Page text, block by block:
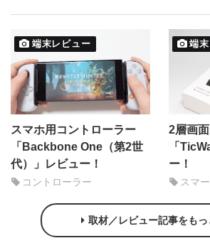
端末レビュー
スマホ用コントローラー
「Backbone One（第2世
代）」レビュー！
コントローラー
端
2層画面
「
ー！
スマ
取材／レビュー記事をもっ